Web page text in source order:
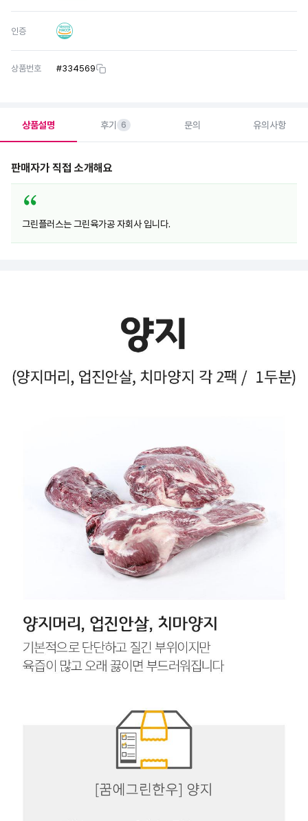
인증
상품번호 #334569
상품설명 후기 6 문의 유의사항
판매자가 직접 소개해요
그린플러스는 그린육가공 자회사 입니다.